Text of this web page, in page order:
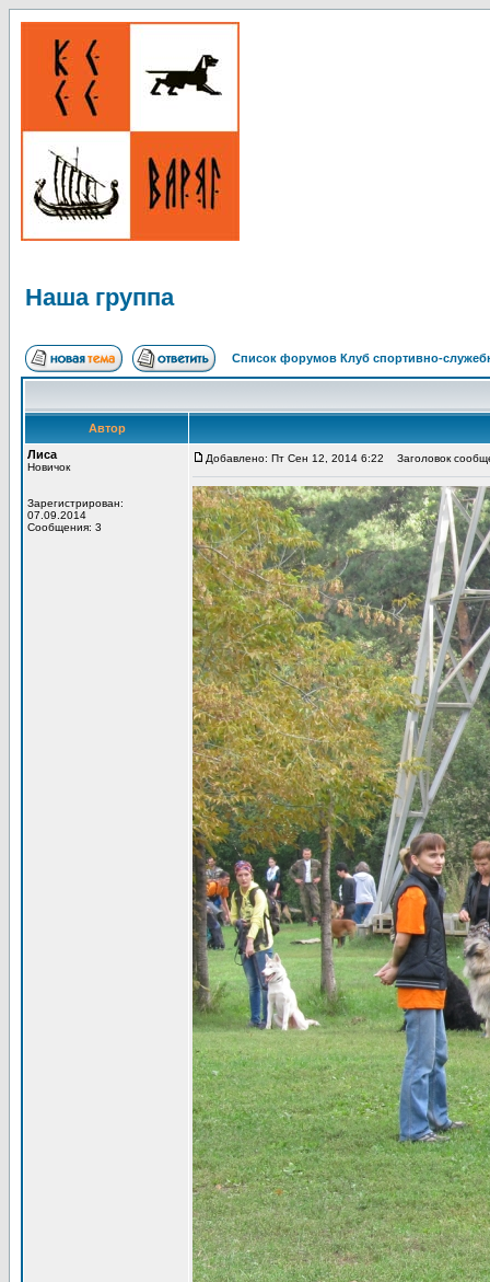
Наша группа
Список форумов Клуб спортивно-
Автор
Лиса
Новичок
Зарегистрирован:
07.09.2014
Сообщения: 3
Добавлено: Пт Сен 12, 2014 6:22 Заголовок